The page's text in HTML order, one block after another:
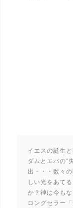
イエスの誕生
ダムとエバの“
出・・・数々
しい光をあて
か？神は今も
ロングセラー